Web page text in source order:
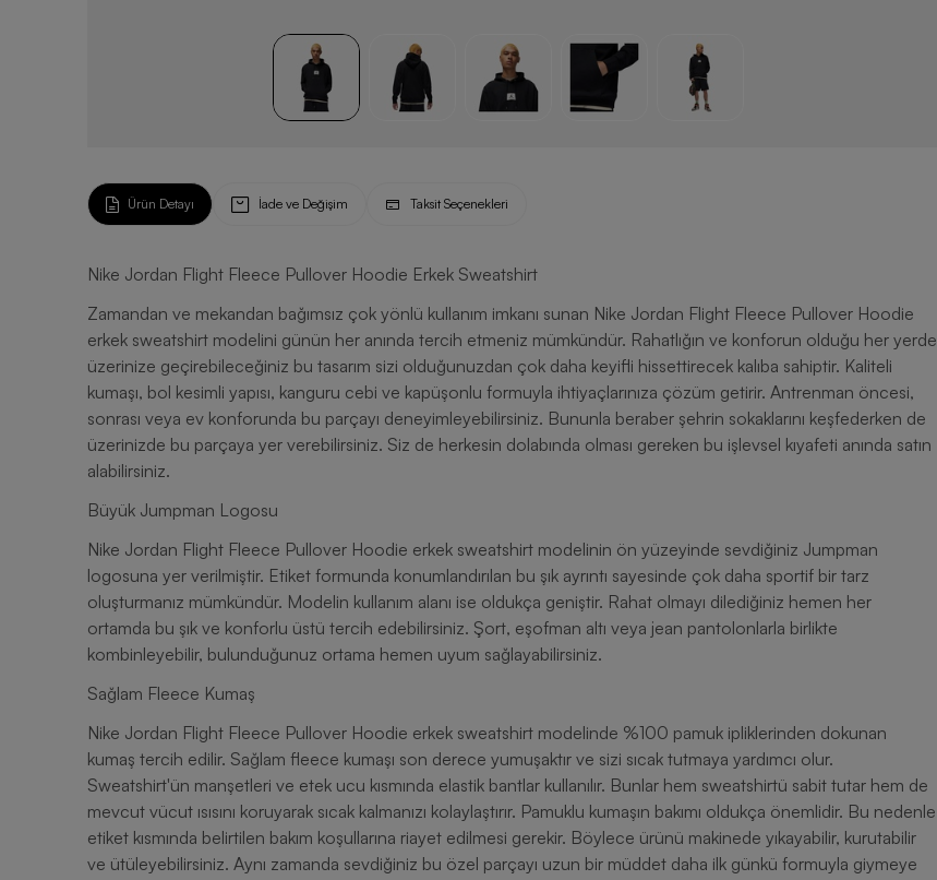
Ürün Detayı İade ve Değişim Taksit Seçenekleri
Nike Jordan Flight Fleece Pullover Hoodie Erkek Sweatshirt
Zamandan ve mekandan bağımsız çok yönlü kullanım imkanı sunan Nike Jordan Flight Fleece Pullover Hoodie
erkek sweatshirt modelini günün her anında tercih etmeniz mümkündür. Rahatlığın ve konforun olduğu her yerde
üzerinize geçirebileceğiniz bu tasarım sizi olduğunuzdan çok daha keyifli hissettirecek kalıba sahiptir. Kaliteli
kumaşı, bol kesimli yapısı, kanguru cebi ve kapüşonlu formuyla ihtiyaçlarınıza çözüm getirir. Antrenman öncesi,
sonrası veya ev konforunda bu parçayı deneyimleyebilirsiniz. Bununla beraber şehrin sokaklarını keşfederken de
üzerinizde bu parçaya yer verebilirsiniz. Siz de herkesin dolabında olması gereken bu işlevsel kıyafeti anında satın
alabilirsiniz.
Büyük Jumpman Logosu
Nike Jordan Flight Fleece Pullover Hoodie erkek sweatshirt modelinin ön yüzeyinde sevdiğiniz Jumpman
logosuna yer verilmiştir. Etiket formunda konumlandırılan bu şık ayrıntı sayesinde çok daha sportif bir tarz
oluşturmanız mümkündür. Modelin kullanım alanı ise oldukça geniştir. Rahat olmayı dilediğiniz hemen her
ortamda bu şık ve konforlu üstü tercih edebilirsiniz. Şort, eşofman altı veya jean pantolonlarla birlikte
kombinleyebilir, bulunduğunuz ortama hemen uyum sağlayabilirsiniz.
Sağlam Fleece Kumaş
Nike Jordan Flight Fleece Pullover Hoodie erkek sweatshirt modelinde %100 pamuk ipliklerinden dokunan
kumaş tercih edilir. Sağlam fleece kumaşı son derece yumuşaktır ve sizi sıcak tutmaya yardımcı olur.
Sweatshirt'ün manşetleri ve etek ucu kısmında elastik bantlar kullanılır. Bunlar hem sweatshirtü sabit tutar hem de
mevcut vücut ısısını koruyarak sıcak kalmanızı kolaylaştırır. Pamuklu kumaşın bakımı oldukça önemlidir. Bu nedenle
etiket kısmında belirtilen bakım koşullarına riayet edilmesi gerekir. Böylece ürünü makinede yıkayabilir, kurutabilir
ve ütüleyebilirsiniz. Aynı zamanda sevdiğiniz bu özel parçayı uzun bir müddet daha ilk günkü formuyla giymeye